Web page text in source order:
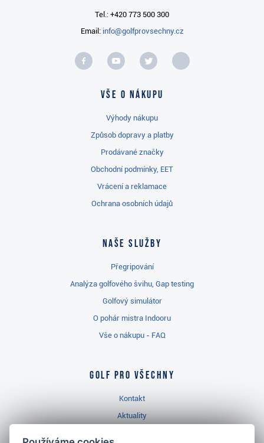
Tel.: +420 773 500 300
Email: info@golfprovsechny.cz
Vše o nákupu
Výhody nákupu
Způsob dopravy a platby
Prodávané značky
Obchodní podmínky, EET
Vrácení a reklamace
Ochrana osobních údajů
Naše služby
Přegripování
Analýza golfového švihu, Gap testing
Golfový simulátor
O pohár mistra Indooru
Vše o nákupu - FAQ
Golf pro všechny
Kontakt
Aktuality